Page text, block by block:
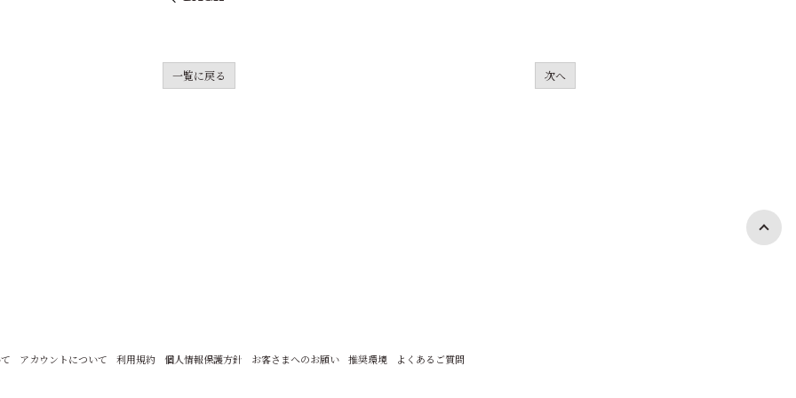
一覧に戻る 次へ
アカウントについて 利用規約 個人情報保護方針 お客さまへのお願い 推奨環境 よくあるご質問